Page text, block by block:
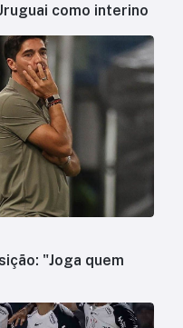
como interino
"Joga quem